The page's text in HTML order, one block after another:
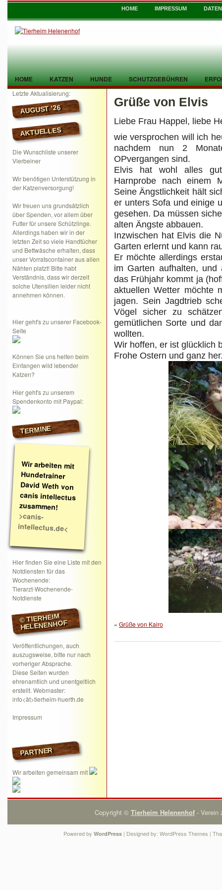
HOME IMPRESSUM
HOME KATZEN HUNDE SCHUTZGEBÜHREN
TIER GEFUNDEN KONTAKT
Letzte Aktualisierung:
AUGUST ’26
AKTUELLES
Die Wunschliste unserer
Vierbeiner
Wir benötigen Unterstützung in
der Katzenversorgung!
Wir freuen uns grundsätzlich
über Spenden, vor allem über
Futter für unsere Schützlinge.
Allerdings haben wir in der
letzten Zeit so viele Handtücher
und Bettwäsche erhalten, dass
unser Vorratscontainer aus allen
Nähten platzt! Bitte habt
Verständnis, dass wir derzeit
solche Utensilien leider nicht
annehmen können.
Hier geht's zu unserer Facebook-
Seite
Können Sie uns helfen beim
Einfangen wild lebender
Katzen?
Hier geht's zu unserem
Spendenkonto mit Paypal:
TERMINE
Wir arbeiten mit
Hundetrainer
David Weth von
canis intellectus
zusammen!
>canis-
intellectus.de<
Hier finden Sie eine Liste mit den
Notdiensten für das
Wochenende:
Tierarzt-Wochenende-
Notdienste
© TIERHEIM
HELENENHOF
Veröffentlichungen, auch
auszugsweise, bitte nur nach
vorheriger Absprache.
Diese Seiten wurden
ehrenamtlich und unentgeltlich
erstellt. Webmaster:
info<ät>tierheim-huerth.de
Impressum
PARTNER
Wir arbeiten gemeinsam mit
Grüße von Elvis
Liebe Frau Happel , liebe
wie versprochen will ich
nachdem nun 2
OPvergangen sind.
Elvis hat wohl alles
Harnprobe nach einem
Seine Ängstlichkeit hält
er untersSofa und einige
gesehen. Da müssen
alten Ängste abbauen.
Inzwischen hat Elvis die
Garten erlernt und kann
Er möchte allerdings
im Garten aufhalten,
das Frühjahr kommt ja
aktuellen Wetter möchte
jagen. Sein Jagdtrieb
Vögel sicher zu
gemütlichen Sorte und
wollten.
Wir hoffen, er ist glücklich
Frohe Ostern und ganz
« Grüße von Kairo
Copyright © Tierheim Helenenhof- Verein
Powered by WordPress | Designed by: WordPress Themes |